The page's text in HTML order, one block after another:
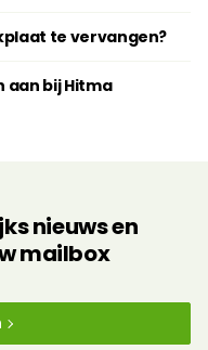
te vervangen?
aan bij Hitma
nieuws en
mailbox